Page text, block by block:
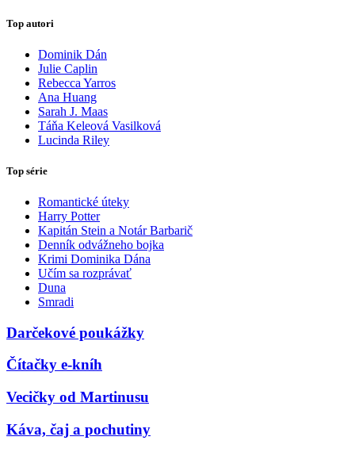
Top autori
Dominik Dán
Julie Caplin
Rebecca Yarros
Ana Huang
Sarah J. Maas
Táňa Keleová Vasilková
Lucinda Riley
Top série
Romantické úteky
Harry Potter
Kapitán Stein a Notár Barbarič
Denník odvážneho bojka
Krimi Dominika Dána
Učím sa rozprávať
Duna
Smradi
Darčekové poukážky
Čítačky e-kníh
Vecičky od Martinusu
Káva, čaj a pochutiny